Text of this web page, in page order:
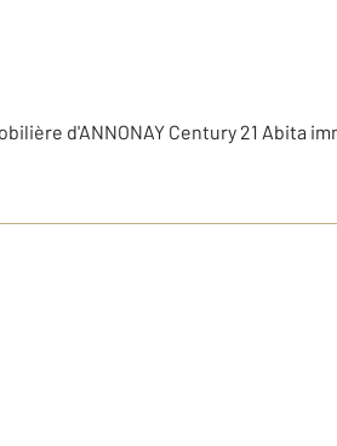
d'ANNONAY Century 21 Abita